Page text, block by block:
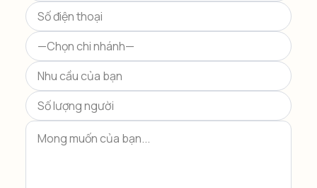
this
field
empty.